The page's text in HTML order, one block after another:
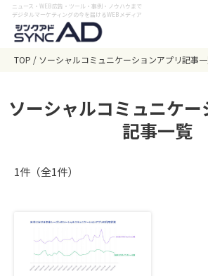
ニュース・WEB広告・ツール・事例・ノウハウまで
デジタルマーケティングの今を届けるWEBメディア
TOP ソーシャルコミュニケーションアプリ記事
ソーシャルコミュニケー
記事一覧
1件（全1件）